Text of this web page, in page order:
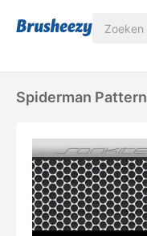
Spiderman